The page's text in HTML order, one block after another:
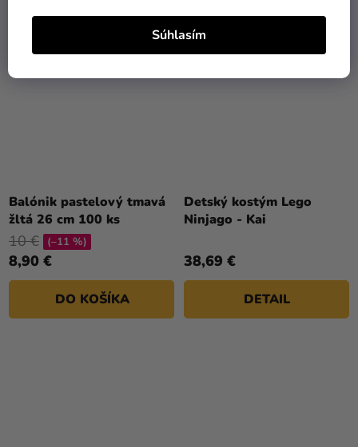
Súhlasím
Balónik pastelový tmavá
žltá 26 cm 100 ks
8,90 €
10 € (–11 %)
DO KOŠÍKA
Detský kostým Lego
Ninjago - Kai
38,69 €
DETAIL